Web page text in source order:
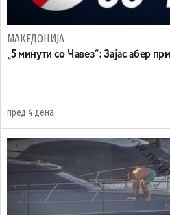
МАКЕДОНИЈА
„5 минути со Чавез“: Зајас абер
пред 4 дена